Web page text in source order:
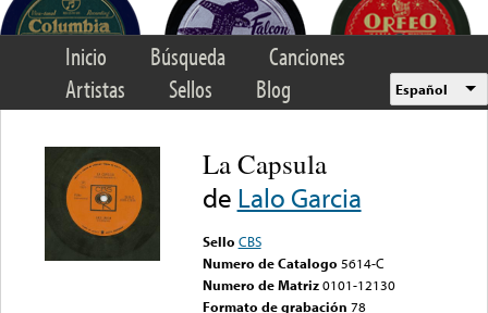
Inicio Búsqueda
Canciones
Artistas
Sellos Blog Español
La Capsula
de Lalo Garcia
Sello CBS
Numero de Catalogo 5614-C
Numero de Matriz 0101-12130
Formato de grabación 78